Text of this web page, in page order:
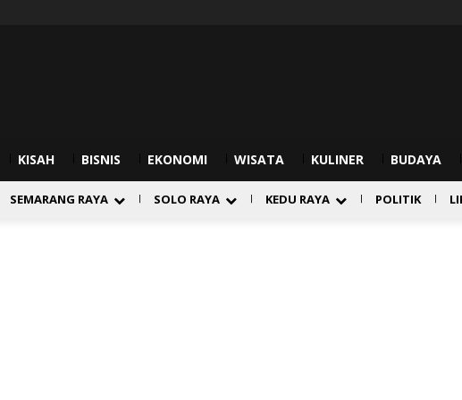
KISAH BISNIS EKONOMI WISATA KULINER BUDAYA
SEMARANG RAYA SOLO RAYA KEDU RAYA POLITIK